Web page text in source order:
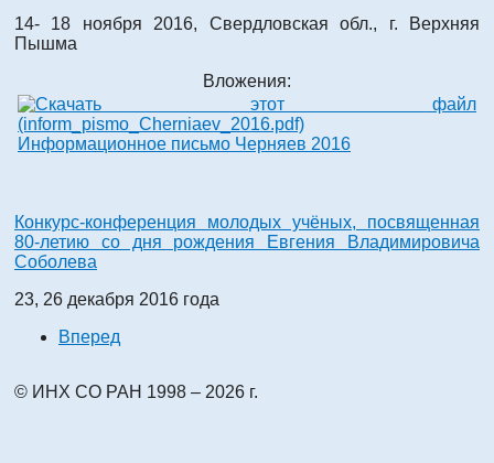
14- 18 ноября 2016, Свердловская обл., г. Верхняя
Пышма
Вложения:
Информационное письмо Черняев 2016
Конкурс-конференция молодых учёных, посвященная
80-летию со дня рождения Евгения Владимировича
Соболева
23, 26 декабря 2016 года
Вперед
© ИНХ СО РАН 1998 – 2026 г.